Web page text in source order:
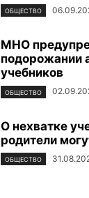
ОБЩЕСТВО
МНО
подорожании
учебников
ОБЩЕСТВО
О нехватке
родители
ОБЩЕСТВО